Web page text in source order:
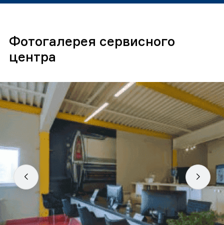
Фотогалерея сервисного
центра